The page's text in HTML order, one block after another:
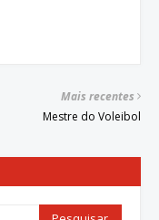
Mais recentes
Mestre do Voleibol